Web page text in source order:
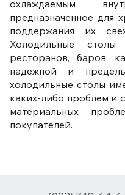
охлаждаемым
предназначенное для
поддержания их
Холодильные столы
ресторанов, баров,
надежной и
холодильные столы
каких-либо проблем и
материальных
покупателей.